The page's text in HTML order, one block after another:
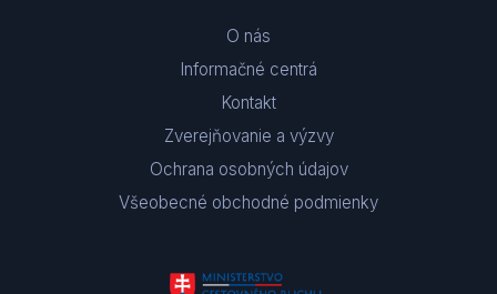
O nás
Informačné centrá
Kontakt
Zverejňovanie a výzvy
Ochrana osobných údajov
Všeobecné obchodné podmienky